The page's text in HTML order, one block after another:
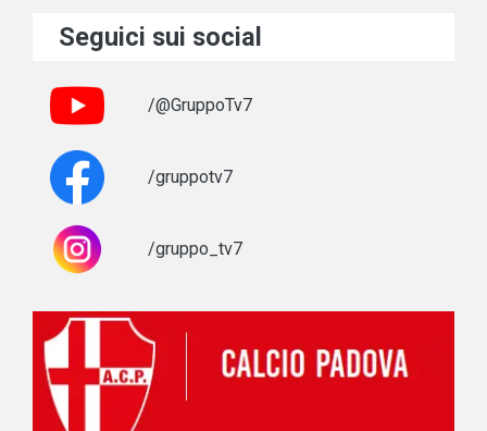
Seguici sui social
/@GruppoTv7
/gruppotv7
/gruppo_tv7